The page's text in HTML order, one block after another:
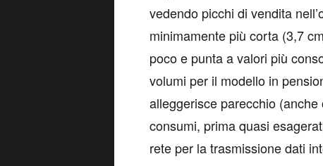
vedendo picchi di vendita
minimamente più corta (3,7
poco e punta a valori più
volumi per il modello in
alleggerisce parecchio
consumi, prima quasi
rete per la trasmissione dati